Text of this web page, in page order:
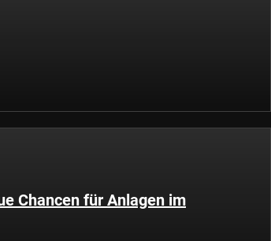
Chancen für Anlagen im